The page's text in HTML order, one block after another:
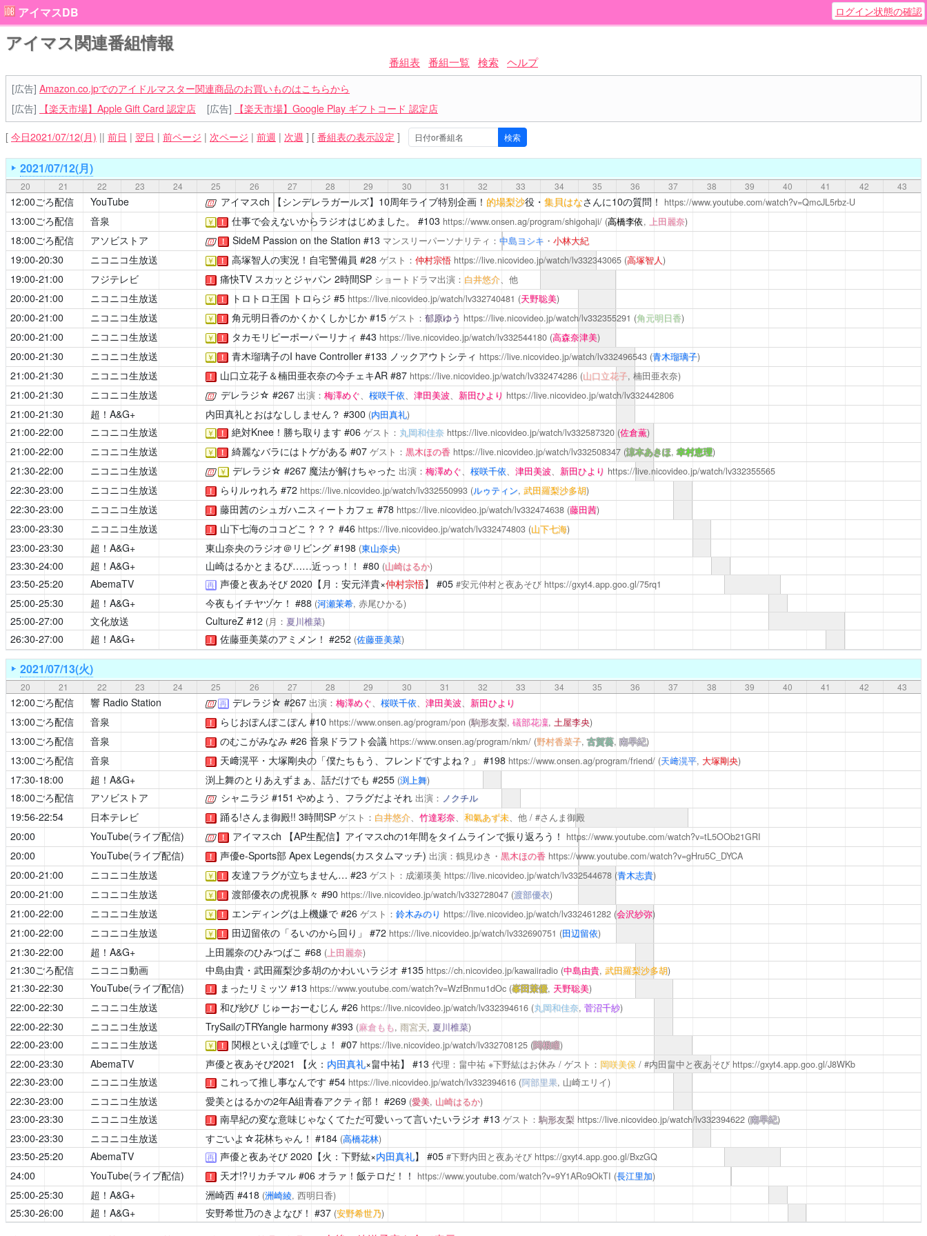
アイマスDB ログイン状態の確認
アイマス関連番組情報
番組表 番組一覧 検索 ヘルプ
[広告] Amazon.co.jpでのアイドルマスター関連商品のお買いものはこちらから
[広告]
【楽天市場】Apple Gift Card 認定店 [広告] 【楽天市場】Google Play ギフトコード 認定店
[ 今日2021/07/12(月) || 前日 | 翌日 | 前ページ | 次ページ | 前週 | 次週 ] [ 番組表の表示設定 ]
2021/07/12(月)
20 21 22 23 24 25 26 27 28 29 30 31 32 33 34 35 36 37 38 39 40 41 42 43
12:00ごろ配信 YouTube
[公式] アイマスch 【シンデレラガールズ】10周年ライブ特別企画！ 的場梨沙役・ 集貝はなさんに10の質問！ https://www.youtube.com/watch?v=QmcJL5rbz-U
13:00ごろ配信 音泉 ￥ ！ 仕事で会えないからラジオはじめました。 #103 https://www.onsen.ag/program/shigohaji/ (高橋李依, 上田麗奈)
18:00ごろ配信 アソビストア
[公式] ！ SideM Passion on the Station #13 マンスリーパーソナリティ： 中島ヨシキ ・ 小林大紀
19:00-20:30 ニコニコ生放送 ￥ ！ 高塚智人の実況！自宅警備員 #28 ゲスト： 仲村宗悟 https://live.nicovideo.jp/watch/lv332343065 (高塚智人)
19:00-21:00 フジテレビ ！ 痛快TV スカッとジャパン 2時間SP ショートドラマ出演： 白井悠介、他
20:00-21:00 ニコニコ生放送 ￥ ！ トロトロ王国 トロらジ #5 https://live.nicovideo.jp/watch/lv332740481 (天野聡美)
20:00-21:00 ニコニコ生放送 ￥ ！ 角元明日香のかくかくしかじか#15 ゲスト： 郁原ゆう https://live.nicovideo.jp/watch/lv332355291 (角元明日香)
20:00-21:00 ニコニコ生放送 ￥ ！ タカモリピーポーパーリナィ #43 https://live.nicovideo.jp/watch/lv332544180 (高森奈津美)
20:00-21:30 ニコニコ生放送 ￥ ！ 青木瑠璃子のI have Controller#133 ノックアウトシティ https://live.nicovideo.jp/watch/lv332496543 (青木瑠璃子)
21:00-21:30 ニコニコ生放送 ！ 山口立花子＆楠田亜衣奈の今チェキAR#87 https://live.nicovideo.jp/watch/lv332474286 (山口立花子, 楠田亜衣奈)
21:00-21:30 ニコニコ生放送
[公式] デレラジ☆ #267 出演： 梅澤めぐ、 桜咲千依、 津田美波、 新田ひより https://live.nicovideo.jp/watch/lv332442806
21:00-21:30 超！A&G+ 内田真礼とおはなししません？ #300 (内田真礼)
21:00-22:00 ニコニコ生放送 ￥ ！ 絶対Knee！勝ち取ります #06 ゲスト： 丸岡和佳奈 https://live.nicovideo.jp/watch/lv332587320 (佐倉薫)
21:00-22:00 ニコニコ生放送 ￥ ！ 綺麗なバラにはトゲがある #07 ゲスト： 黒木ほの香 https://live.nicovideo.jp/watch/lv332508347 (涼本あきほ,幸村恵理)
21:30-22:00 ニコニコ生放送
[公式] ￥ デレラジ☆ #267 魔法が解けちゃった 出演： 梅澤めぐ、 桜咲千依、 津田美波、 新田ひより https://live.nicovideo.jp/watch/lv332355565
22:30-23:00 ニコニコ生放送 ！ らりルゥれろ #72 https://live.nicovideo.jp/watch/lv332550993 (ルゥティン, 武田羅梨沙多胡)
22:30-23:00 ニコニコ生放送 ！ 藤田茜のシュガハニスィートカフェ #78 https://live.nicovideo.jp/watch/lv332474638 (藤田茜)
23:00-23:30 ニコニコ生放送 ！ 山下七海のココどこ？？？ #46 https://live.nicovideo.jp/watch/lv332474803 (山下七海)
23:00-23:30 超！A&G+ 東山奈央のラジオ＠リビング#198 (東山奈央)
23:30-24:00 超！A&G+ 山崎はるかとまるぴ……近っっ！！ #80 (山崎はるか)
23:50-25:20 AbemaTV 再 声優と夜あそび2020【月：安元洋貴×仲村宗悟】 #05 #安元仲村と夜あそび https://gxyt4.app.goo.gl/75rq1
25:00-25:30 超！A&G+ 今夜もイチヤヅケ！ #88 (河瀬茉希, 赤尾ひかる)
25:00-27:00 文化放送 CultureZ#12 (月： 夏川椎菜)
26:30-27:00 超！A&G+ ！ 佐藤亜美菜のアミメン！ #252 (佐藤亜美菜)
2021/07/13(火)
20 21 22 23 24 25 26 27 28 29 30 31 32 33 34 35 36 37 38 39 40 41 42 43
12:00ごろ配信 響 Radio Station
[公式] 再 デレラジ☆ #267 出演： 梅澤めぐ、 桜咲千依、 津田美波、 新田ひより
13:00ごろ配信 音泉 ！ らじおぽんぽこぽん #10 https://www.onsen.ag/program/pon (駒形友梨, 礒部花凜, 土屋李央)
13:00ごろ配信 音泉 ！ のむこがみなみ #26 音泉ドラフト会議 https://www.onsen.ag/program/nkm/ (野村香菜子,古賀葵,南早紀)
13:00ごろ配信 音泉 ！ 天﨑滉平・大塚剛央の「僕たちもう、フレンドですよね？」 #198 https://www.onsen.ag/program/friend/ (天﨑滉平, 大塚剛央)
17:30-18:00 超！A&G+ 渕上舞のとりあえずまぁ、話だけでも #255 (渕上舞)
18:00ごろ配信 アソビストア
[公式] シャニラジ #151 やめよう、フラグだよそれ 出演： ノクチル
19:56-22:54 日本テレビ ！ 踊る!さんま御殿!! 3時間SP ゲスト： 白井悠介、 竹達彩奈、 和氣あず未、他 / #さんま御殿
20:00 YouTube(ライブ配信)
[公式] ！ アイマスch 【AP生配信】アイマスchの1年間をタイムラインで振り返ろう！ https://www.youtube.com/watch?v=tL5OOb21GRI
20:00 YouTube(ライブ配信) ！ 声優e-Sports部Apex Legends(カスタムマッチ) 出演：鶴見ゆき・ 黒木ほの香 https://www.youtube.com/watch?v=gHru5C_DYCA
20:00-21:00 ニコニコ生放送 ￥ ！ 友達フラグが立ちません… #23 ゲスト：成瀬瑛美 https://live.nicovideo.jp/watch/lv332544678 (青木志貴)
20:00-21:00 ニコニコ生放送 ￥ ！ 渡部優衣の虎視豚々 #90 https://live.nicovideo.jp/watch/lv332728047 (渡部優衣)
21:00-22:00 ニコニコ生放送 ￥ ！ エンディングは上機嫌で#26 ゲスト： 鈴木みのり https://live.nicovideo.jp/watch/lv332461282 (会沢紗弥)
21:00-22:00 ニコニコ生放送 ￥ ！ 田辺留依の「るいのから回り」 #72 https://live.nicovideo.jp/watch/lv332690751 (田辺留依)
21:30-22:00 超！A&G+ 上田麗奈のひみつばこ #68 (上田麗奈)
21:30ごろ配信 ニコニコ動画 中島由貴・武田羅梨沙多胡のかわいいラジオ #135 https://ch.nicovideo.jp/kawaiiradio (中島由貴, 武田羅梨沙多胡)
21:30-22:30 YouTube(ライブ配信) ！ まったリミッツ #13 https://www.youtube.com/watch?v=WzfBnmu1dOc (峯田茉優, 天野聡美)
22:00-22:30 ニコニコ生放送 ！ 和び紗び じゅーおーむじん #26 https://live.nicovideo.jp/watch/lv332394616 (丸岡和佳奈, 菅沼千紗)
22:00-22:30 ニコニコ生放送 TrySailのTRYangle harmony#393 (麻倉もも, 雨宮天, 夏川椎菜)
22:00-23:00 ニコニコ生放送 ￥ ！ 関根といえば瞳でしょ！ #07 https://live.nicovideo.jp/watch/lv332708125 (関根瞳)
22:00-23:30 AbemaTV 声優と夜あそび2021 【火： 内田真礼×畠中祐】 #13 代理：畠中祐 ※下野紘はお休み / ゲスト： 岡咲美保/ #内田畠中と夜あそび https://gxyt4.app.goo.gl/J8WKb
22:30-23:00 ニコニコ生放送 ！ これって推し事なんです #54 https://live.nicovideo.jp/watch/lv332394616 (阿部里果, 山崎エリイ)
22:30-23:00 ニコニコ生放送 愛美とはるかの2年A組青春アクティ部！ #269 (愛美, 山崎はるか)
23:00-23:30 ニコニコ生放送 ！ 南早紀の変な意味じゃなくてただ可愛いって言いたいラジオ #13 ゲスト： 駒形友梨 https://live.nicovideo.jp/watch/lv332394622 (南早紀)
23:00-23:30 ニコニコ生放送 すごいよ☆花林ちゃん！ #184 (高橋花林)
23:50-25:20 AbemaTV 再 声優と夜あそび2020【火：下野紘×内田真礼】 #05 #下野内田と夜あそび https://gxyt4.app.goo.gl/BxzGQ
24:00 YouTube(ライブ配信) ！ 天才!?リカチマル#06 オラァ！飯テロだ！！ https://www.youtube.com/watch?v=9Y1ARo9OkTI (長江里加)
25:00-25:30 超！A&G+ 洲崎西#418 (洲崎綾, 西明日香)
25:30-26:00 超！A&G+ 安野希世乃のきよなび！ #37 (安野希世乃)